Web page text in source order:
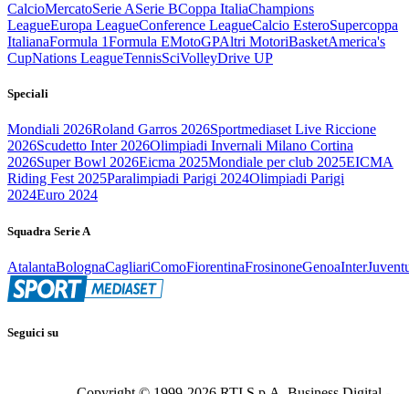
CalcioMercatoSerie ASerie BCoppa ItaliaChampions
LeagueEuropa LeagueConference LeagueCalcio EsteroSupercoppa
ItalianaFormula 1Formula EMotoGPAltri MotoriBasketAmerica's
CupNations LeagueTennisSciVolleyDrive UP
Speciali
Mondiali 2026Roland Garros 2026Sportmediaset Live Riccione
2026Scudetto Inter 2026Olimpiadi Invernali Milano Cortina
2026Super Bowl 2026Eicma 2025Mondiale per club 2025EICMA
Riding Fest 2025Paralimpiadi Parigi 2024Olimpiadi Parigi
2024Euro 2024
Squadra Serie A
AtalantaBolognaCagliariComoFiorentinaFrosinoneGenoaInter
Seguici su